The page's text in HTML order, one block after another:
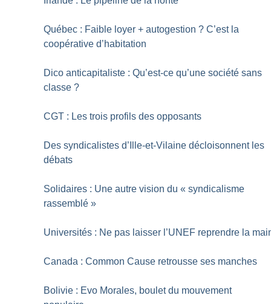
Québec : Faible loyer + autogestion ? C’est la
coopérative d’habitation
Dico anticapitaliste : Qu’est-ce qu’une société sans
classe ?
CGT : Les trois profils des opposants
Des syndicalistes d’Ille-et-Vilaine décloisonnent les
débats
Solidaires : Une autre vision du « syndicalisme
rassemblé »
Universités : Ne pas laisser l’UNEF reprendre la
Canada : Common Cause retrousse ses manches
Bolivie : Evo Morales, boulet du mouvement